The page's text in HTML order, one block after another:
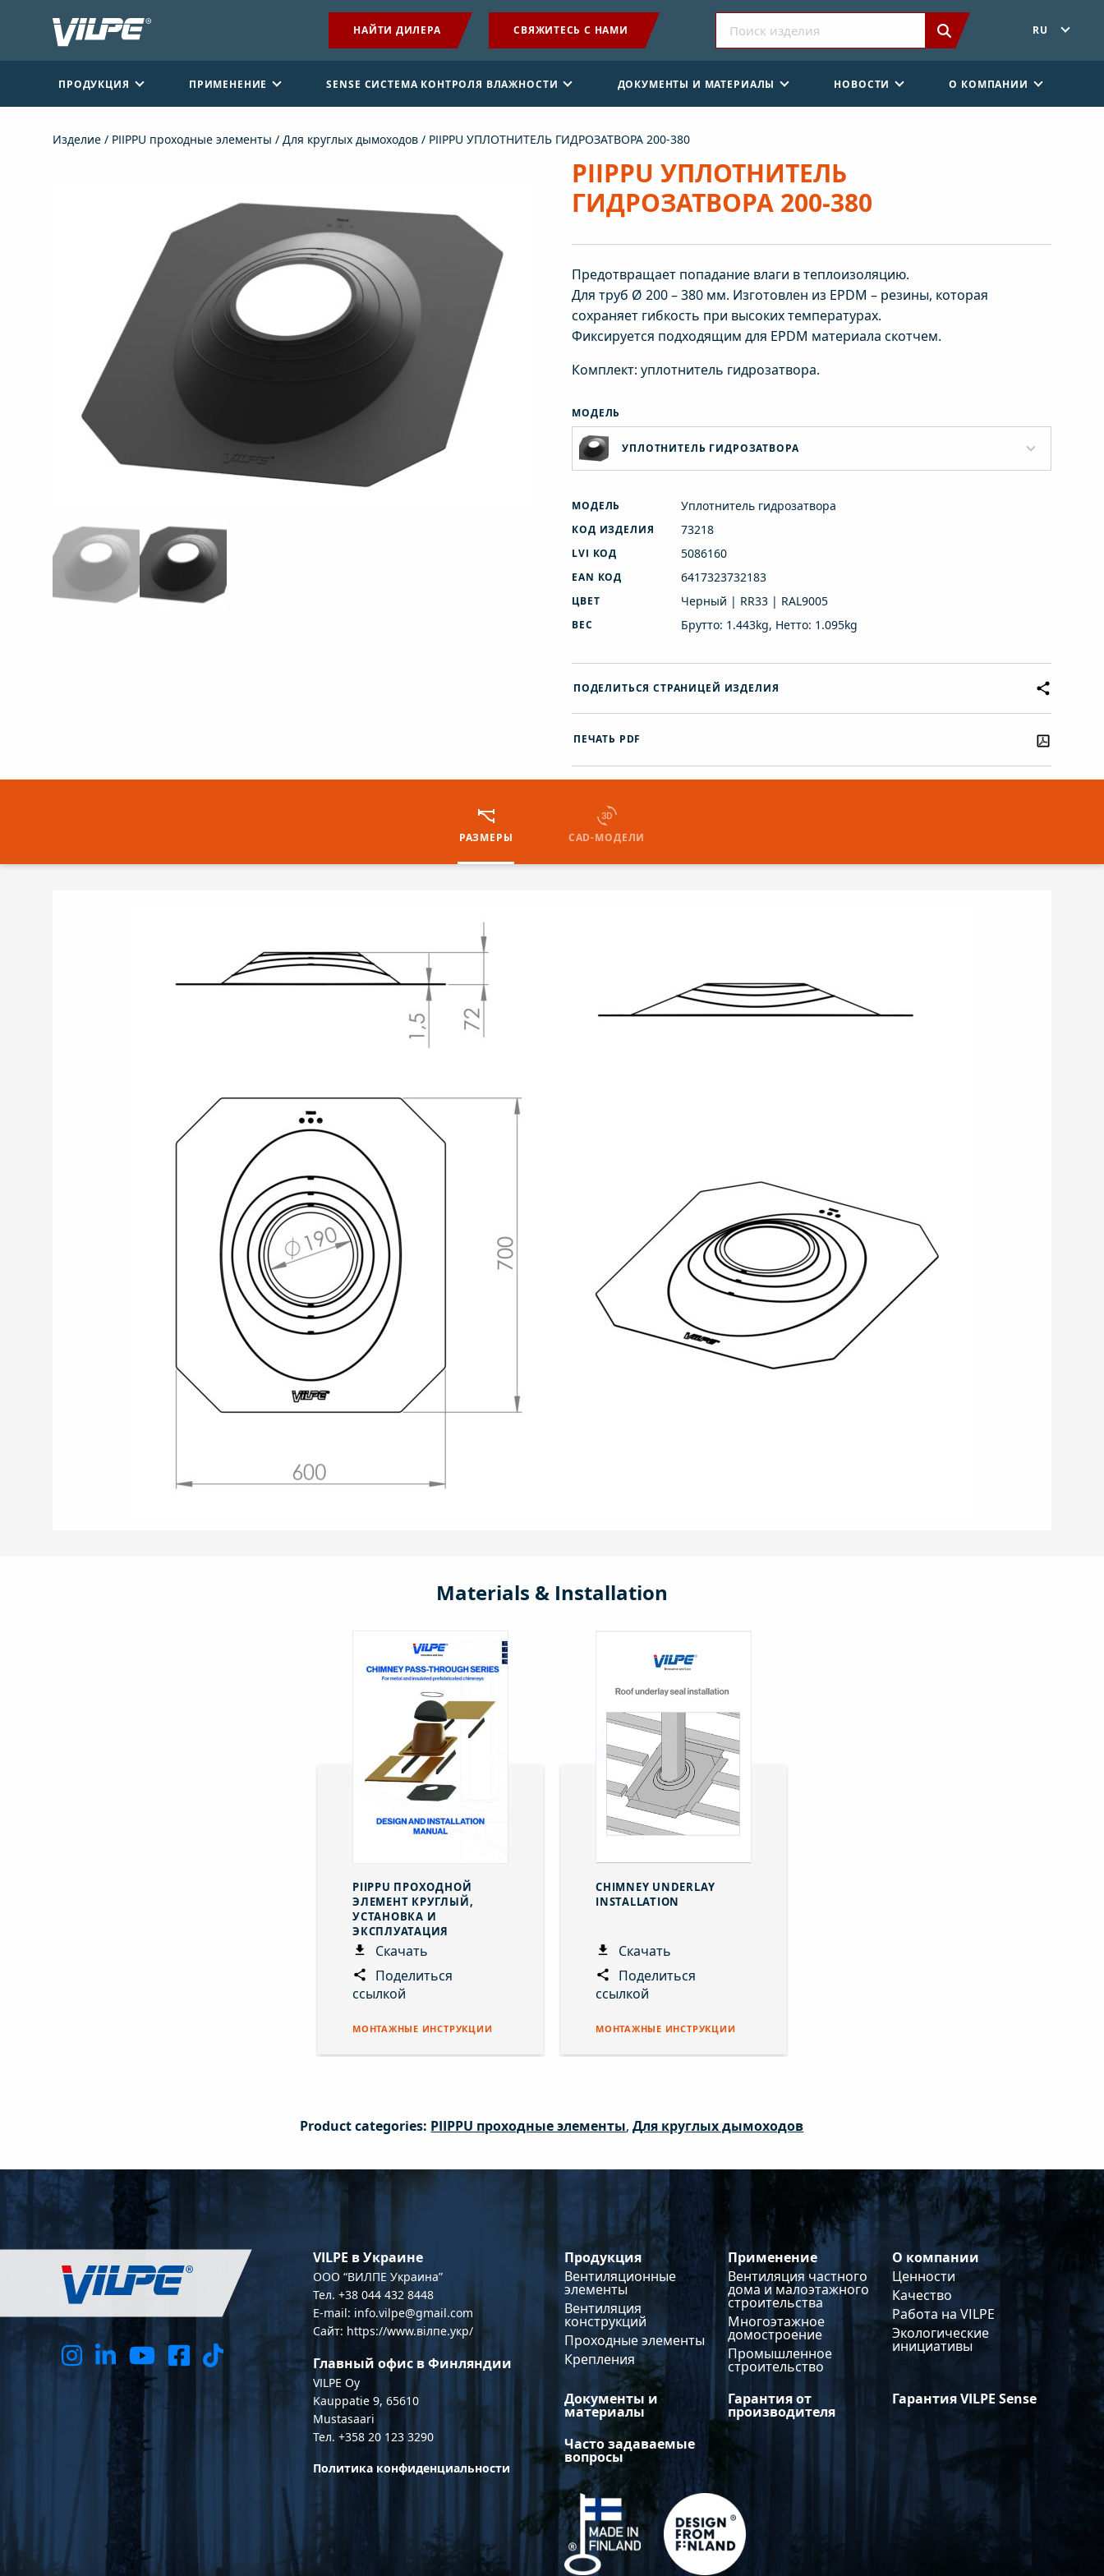
НАЙТИ ДИЛЕРА СВЯЖИТЕСЬ С НАМИ RU
ПРОДУКЦИЯ ПРИМЕНЕНИЕ SENSE СИСТЕМА КОНТРОЛЯ ВЛАЖНОСТИ ДОКУМЕНТЫ И МАТЕРИАЛЫ НОВОСТИ О КОМПАНИИ
ДОКУМЕНТЫ И МАТЕРИАЛЫ
НОВОСТИ
О КОМПАНИИ
СВЯЖИТЕСЬ С НАМИ
PL LT
Изделие / PIIPPU проходные элементы /Для круглых дымоходов / PIIPPU УПЛОТНИТЕЛЬ ГИДРОЗАТВОРА 200-380
PIIPPU УПЛОТНИТЕЛЬ
ГИДРОЗАТВОРА 200-380
Предотвращает попадание влаги в теплоизоляцию.
Для труб Ø 200 – 380 мм. Изготовлен из EPDM – резины, которая
сохраняет гибкость при высоких температурах.
Фиксируется подходящим для EPDM материала скотчем.
Комплект: уплотнитель гидрозатвора.
МОДЕЛЬ
УПЛОТНИТЕЛЬ ГИДРОЗАТВОРА
МОДЕЛЬ Уплотнитель гидрозатвора
КОД ИЗДЕЛИЯ 73218
LVI КОД 5086160
EAN КОД 6417323732183
ЦВЕТ Черный | RR33 | RAL9005
ВЕС Брутто: 1.443kg, Нетто: 1.095kg
ПОДЕЛИТЬСЯ СТРАНИЦЕЙ ИЗДЕЛИЯ
ПЕЧАТЬ PDF
РАЗМЕРЫ CAD-МОДЕЛИ
Materials & Installation
PIIPPU ПРОХОДНОЙ
ЭЛЕМЕНТ КРУГЛЫЙ,
УСТАНОВКА И
ЭКСПЛУАТАЦИЯ
Скачать
Поделиться
ссылкой
МОНТАЖНЫЕ ИНСТРУКЦИИ
CHIMNEY UNDERLAY
INSTALLATION
Скачать
Поделиться
ссылкой
МОНТАЖНЫЕ ИНСТРУКЦИИ
Product categories: PIIPPU проходные элементы,Для круглых дымоходов
VILPE в Украине
OOO “ВИЛПЕ Украина”
Тел. +38 044 432 8448
E-mail: info.vilpe@gmail.com
Сайт: https://www.вілпе.укр/
Главный офис в Финляндии
VILPE Oy
Kauppatie 9, 65610
Mustasaari
Тел. +358 20 123 3290
Политика конфиденциальности
Продукция
Вентиляционные
элементы
Вентиляция
конструкций
Проходные элементы
Крепления
Применение
Вентиляция частного
дома и малоэтажного
строительства
Многоэтажное
домостроение
Промышленное
строительство
О компании
Ценности
Качество
Работа на VILPE
Экологические
инициативы
Документы и
материалы
Гарантия от
производителя
Гарантия VILPE Sense
Часто задаваемые
вопросы